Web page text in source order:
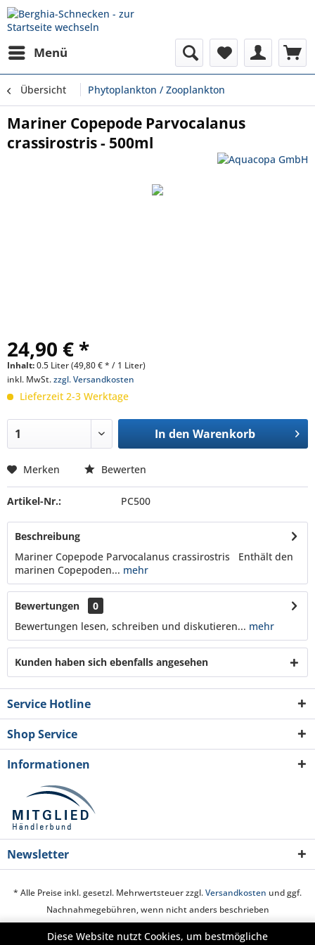
Menü
Übersicht Phytoplankton / Zooplankton
Mariner Copepode Parvocalanus
crassirostris - 500ml
24,90 € *
Inhalt:0.5 Liter (49,80 € * / 1 Liter)
inkl. MwSt.zzgl. Versandkosten
Lieferzeit 2-3 Werktage
In den Warenkorb
Merken Bewerten
Artikel-Nr.: PC500
Beschreibung
Mariner Copepode Parvocalanus crassirostris Enthält den
marinen Copepoden... mehr
Bewertungen
0
Bewertungen lesen, schreiben und diskutieren... mehr
Kunden haben sich ebenfalls angesehen
Service Hotline
Shop Service
Informationen
Newsletter
* Alle Preise inkl. gesetzl. Mehrwertsteuer zzgl.Versandkosten und ggf.
Nachnahmegebühren, wenn nicht anders beschrieben
Cookie-Einstellungen Über uns Hilfe / Support Kontakt
Diese Website nutzt Cookies, um bestmögliche